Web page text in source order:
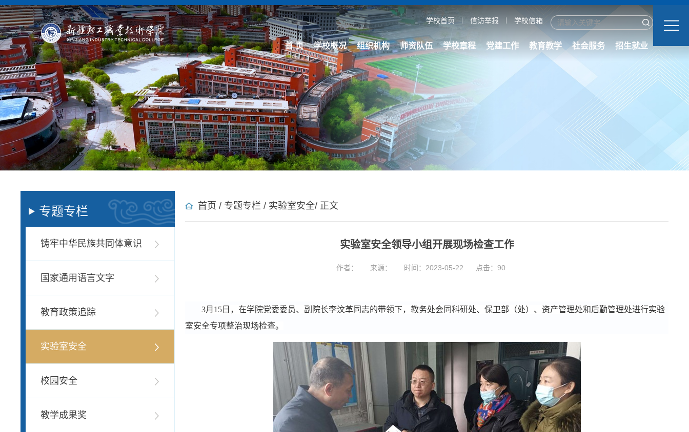
学校首页 信访举报 学校信箱
首 页 学校概况 组织机构 师资队伍 学校章程 党建工作 教育教学 社会服务 招生就业
专题专栏
铸牢中华民族共同体意识
国家通用语言文字
教育政策追踪
实验室安全
校园安全
教学成果奖
首页 / 专题专栏 / 实验室安全/ 正文
实验室安全领导小组开展现场检查工作
作者： 来源： 时间：2023-05-22 点击： 90
3月 15 日，在学院党委委员、副院长李汶革同志的带领下，教务处会同科研处、保卫部（处）、资产管理处和后勤管理处进行实验
室安全专项整治现场检查。